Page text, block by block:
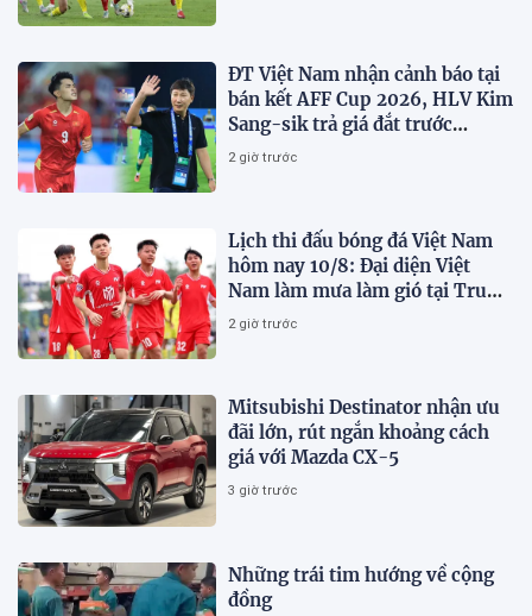
ĐT Việt Nam nhận cảnh báo tại
bán kết AFF Cup 2026, HLV Kim
Sang-sik trả giá đắt trước
Malaysia?
2 giờ trước
Lịch thi đấu bóng đá Việt Nam
hôm nay 10/8: Đại diện Việt
Nam làm mưa làm gió tại Trung
Quốc
2 giờ trước
Mitsubishi Destinator nhận ưu
đãi lớn, rút ngắn khoảng cách
giá với Mazda CX-5
3 giờ trước
Những trái tim hướng về cộng
đồng